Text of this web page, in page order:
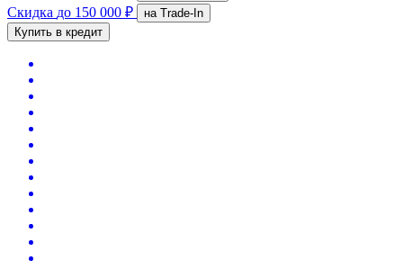
Скидка до 150 000 ₽
на Trade-In
Купить в кредит